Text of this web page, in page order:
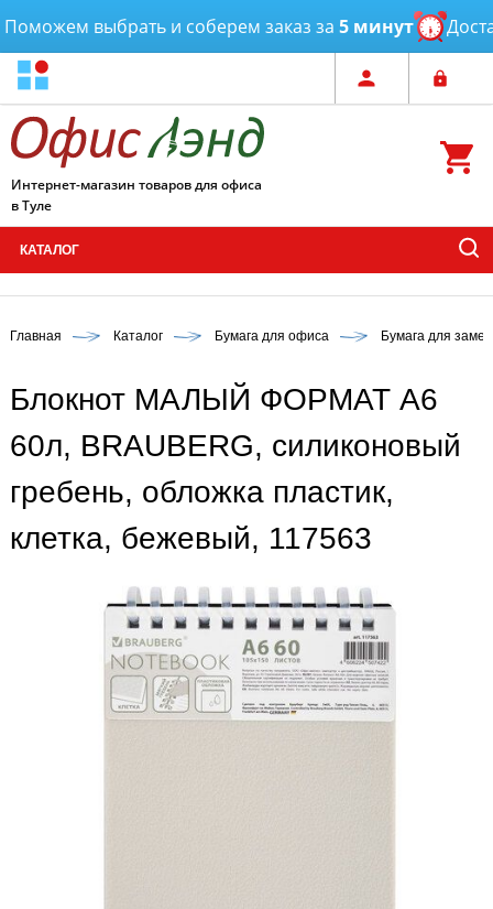
выбрать и соберем заказ за 5 минут
Интернет-магазин товаров для офиса
в Туле
КАТАЛОГ
Главная Каталог Бумага для офиса Бумага для
Блокнот МАЛЫЙ ФОРМАТ А6
60л, BRAUBERG, силиконовый
гребень, обложка пластик,
клетка, бежевый, 117563